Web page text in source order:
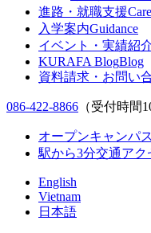
進路・就職支援
入学案内Guidance
イベント・実績紹
KURAFA BlogBlog
資料請求・お問い
086-422-8866 （受付時間
オープンキャンパス
駅から3分交通アク
English
Vietnam
日本語